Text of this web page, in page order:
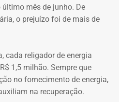
mês de junho. De
o prejuízo foi de mais de
cada religador de energia
1,5 milhão. Sempre que
no fornecimento de energia,
na recuperação.